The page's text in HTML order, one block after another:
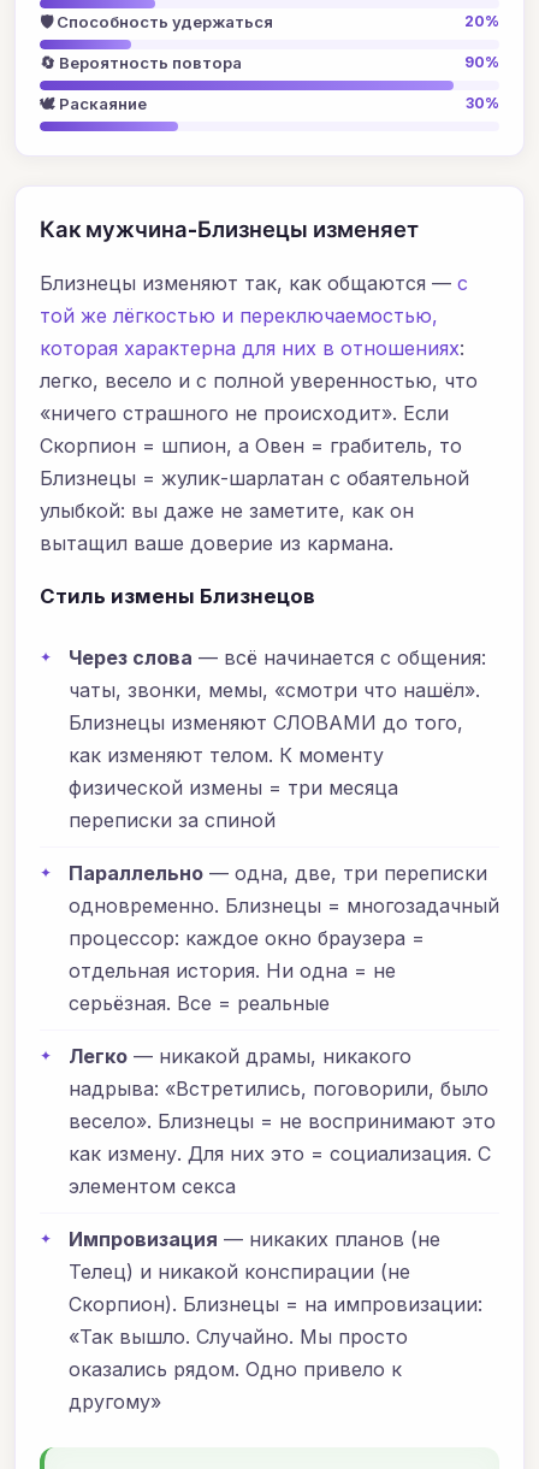
🛡️ Способность удержаться 20%
🔄 Вероятность повтора 90%
🕊️ Раскаяние 30%
Как мужчина-Близнецы изменяет
Близнецы изменяют так, как общаются — с
той же лёгкостью и переключаемостью,
которая характерна для них в отношениях:
легко, весело и с полной уверенностью, что
«ничего страшного не происходит». Если
Скорпион = шпион, а Овен = грабитель, то
Близнецы = жулик-шарлатан с обаятельной
улыбкой: вы даже не заметите, как он
вытащил ваше доверие из кармана.
Стиль измены Близнецов
Через слова — всё начинается с общения:
чаты, звонки, мемы, «смотри что нашёл».
Близнецы изменяют СЛОВАМИ до того,
как изменяют телом. К моменту
физической измены = три месяца
переписки за спиной
Параллельно — одна, две, три переписки
одновременно. Близнецы = многозадачный
процессор: каждое окно браузера =
отдельная история. Ни одна = не
серьёзная. Все = реальные
Легко — никакой драмы, никакого
надрыва: «Встретились, поговорили, было
весело». Близнецы = не воспринимают это
как измену. Для них это = социализация. С
элементом секса
Импровизация — никаких планов (не
Телец) и никакой конспирации (не
Скорпион). Близнецы = на импровизации:
«Так вышло. Случайно. Мы просто
оказались рядом. Одно привело к
другому»